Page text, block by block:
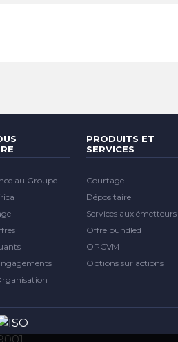
au Groupe
PRODUITS ET
SERVICES
Courtage
Dépositaire
Services aux émetteurs
Offre bundled
OPCVM
Options sur actions